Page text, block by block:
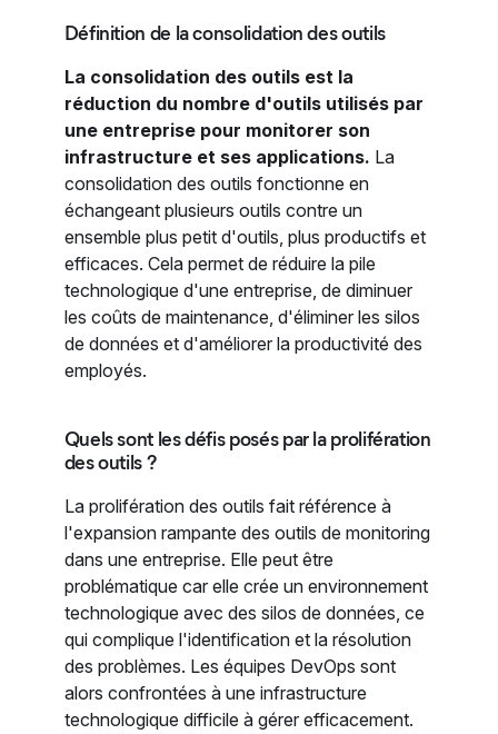
Définition de la consolidation des outils
La consolidation des outils est la
réduction du nombre d'outils utilisés par
une entreprise pour monitorer son
infrastructure et ses applications. La
consolidation des outils fonctionne en
échangeant plusieurs outils contre un
ensemble plus petit d'outils, plus productifs et
efficaces. Cela permet de réduire la pile
technologique d'une entreprise, de diminuer
les coûts de maintenance, d'éliminer les silos
de données et d'améliorer la productivité des
employés.
Quels sont les défis posés par la prolifération
des outils ?
La prolifération des outils fait référence à
l'expansion rampante des outils de monitoring
dans une entreprise. Elle peut être
problématique car elle crée un environnement
technologique avec des silos de données, ce
qui complique l'identification et la résolution
des problèmes. Les équipes DevOps sont
alors confrontées à une infrastructure
technologique difficile à gérer efficacement.